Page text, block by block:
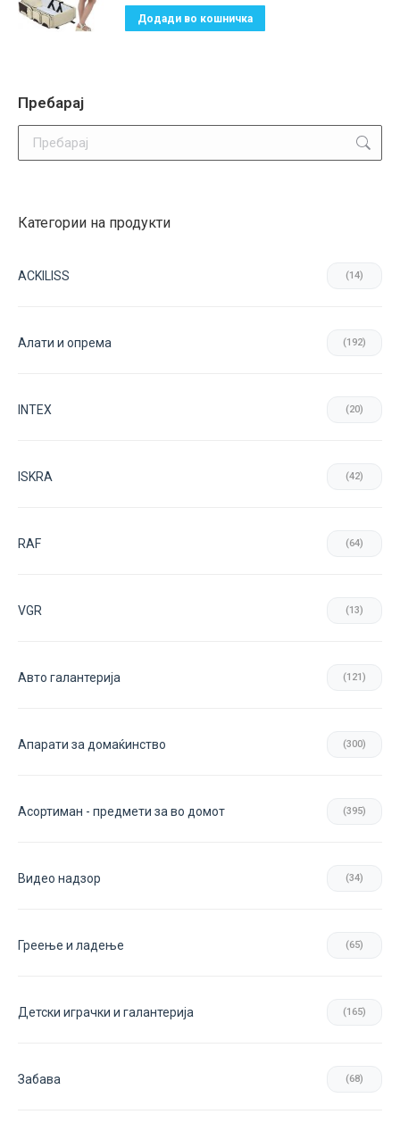
was:
1,450.00 ден.
Додади во кошничка
Пребарај
Категории на продукти
ACKILISS (14)
Aлати и опрема (192)
INTEX (20)
ISKRA (42)
RAF (64)
VGR (13)
Авто галантерија (121)
Апарати за домаќинство (300)
Асортиман - предмети за во домот (395)
Видео надзор (34)
Греење и ладење (65)
Детски играчки и галантерија (165)
Забава (68)